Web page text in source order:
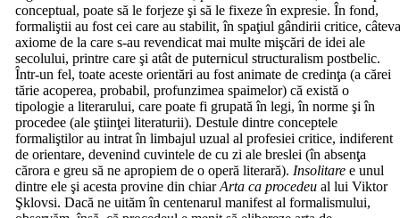
conceptual, poate să le forjeze şi să le fixeze în expresie. În fond,
formaliştii au fost cei care au stabilit, în spaţiul gândirii critice,
axiome de la care s-au revendicat mai multe mişcări de idei ale
secolului, printre care şi atât de puternicul structuralism postbelic.
Într-un fel, toate aceste orientări au fost animate de credinţa (a cărei
tărie acoperea, probabil, profunzimea spaimelor) că există o
tipologie a literarului, care poate fi grupată în legi, în norme şi în
procedee (ale ştiinţei literaturii). Destule dintre conceptele
formaliştilor au intrat în limbajul uzual al profesiei critice, indiferent
de orientare, devenind cuvintele de cu zi ale breslei (în absenţa
cărora e greu să ne apropiem de o operă literară). Insolitare e unul
dintre ele şi acesta provine din chiarArta ca procedeu al lui Viktor
Şklovsi. Dacă ne uităm în centenarul manifest al formalismului,